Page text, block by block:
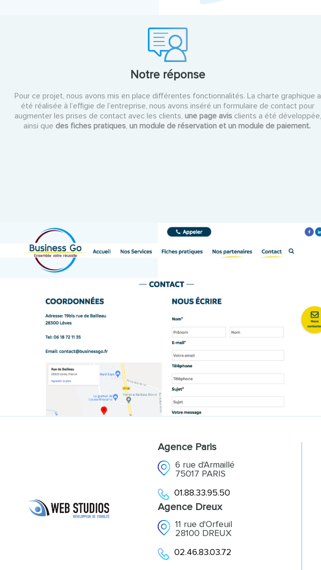
Notre réponse
Pour ce projet, nous avons mis en place différentes fonctionnalités. La charte graphique a
été réalisée à l’effigie de l’entreprise, nous avons inséré un formulaire de contact pour
augmenter les prises de contact avec les clients, une page avisclients a été développée,
ainsi que des fiches pratiques, un module de réservation et un module de paiement.
Agence Paris
6 rue d'Armaillé
75017 PARIS
01.88.33.95.50
Agence Dreux
11 rue d'Orfeuil
28100 DREUX
02.46.83.03.72